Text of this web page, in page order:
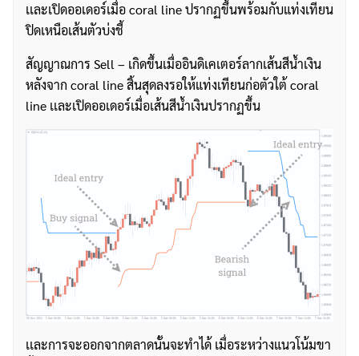
เเละเปิดออเดอร์เมื่อ coral line ปรากฏขึ้นพร้อมกับแท่งเทียน
ปิดเหนือเส้นตัวบ่งชี้
สัญญาณการ Sell – เกิดขึ้นเมื่ออินดิเคเตอร์ลากเส้นสีน้ำเงิน
หลังจาก coral line สิ้นสุดลงรอให้แท่งเทียนก่อตัวใต้ coral
line เเละเปิดออเดอร์เมื่อเส้นสีน้ำเงินปรากฏขึ้น
เเละการจะออกจากตลาดนั้นจะทำได้ เมื่อระหว่างแนวโน้มขา